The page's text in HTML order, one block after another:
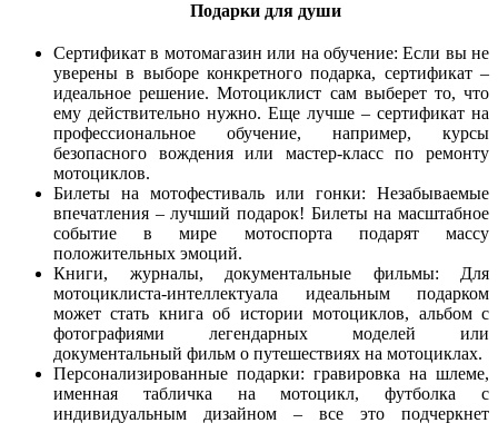
Подарки для души
Сертификат в мотомагазин или на обучение: Если вы не
уверены в выборе конкретного подарка, сертификат –
идеальное решение. Мотоциклист сам выберет то, что
ему действительно нужно. Еще лучше – сертификат на
профессиональное обучение, например, курсы
безопасного вождения или мастер-класс по ремонту
мотоциклов.
Билеты на мотофестиваль или гонки: Незабываемые
впечатления – лучший подарок! Билеты на масштабное
событие в мире мотоспорта подарят массу
положительных эмоций.
Книги, журналы, документальные фильмы: Для
мотоциклиста-интеллектуала идеальным подарком
может стать книга об истории мотоциклов, альбом с
фотографиями легендарных моделей или
документальный фильм о путешествиях на мотоциклах.
Персонализированные подарки: гравировка на шлеме,
именная табличка на мотоцикл, футболка с
индивидуальным дизайном – все это подчеркнет